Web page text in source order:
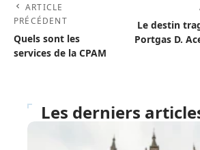
ARTICLE
PRÉCÉDENT
Quels sont les
services de la CPAM
Le destin
Portgas D.
Les derniers